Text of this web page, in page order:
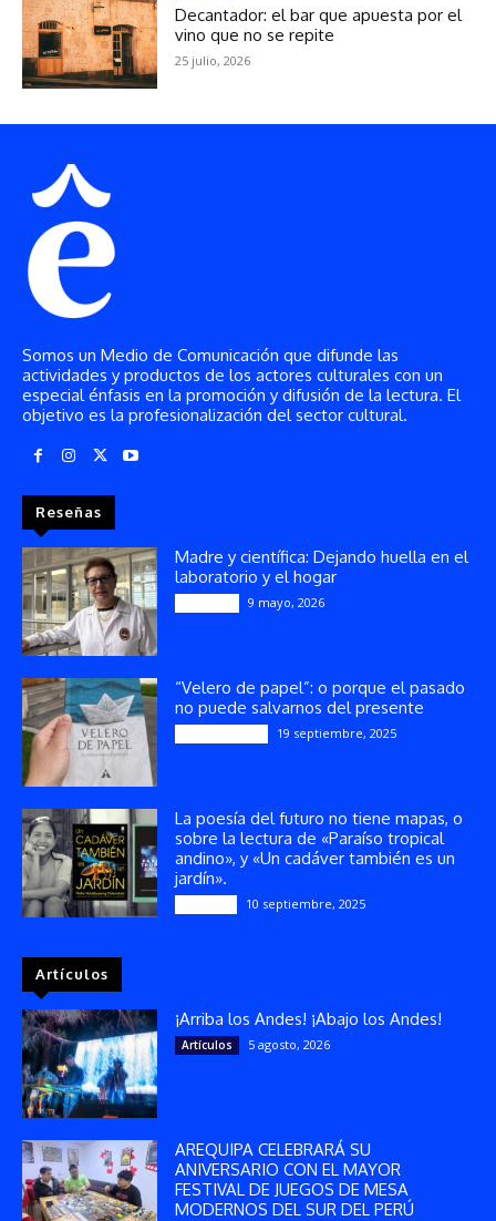
Somos un Medio de Comunicación que difunde las
actividades y productos de los actores culturales con un
especial énfasis en la promoción y difusión de la lectura. El
objetivo es la profesionalización del sector cultural.
Reseñas
Madre y científica: Dejando huella en el
laboratorio y el hogar
9 mayo, 2026
“Velero de papel”: o porque el pasado
no puede salvarnos del presente
19 septiembre, 2025
La poesía del futuro no tiene mapas, o
sobre la lectura de «Paraíso tropical
andino», y «Un cadáver también es un
jardín».
10 septiembre, 2025
Artículos
¡Arriba los Andes! ¡Abajo los Andes!
Artículos 5 agosto, 2026
AREQUIPA CELEBRARÁ SU
ANIVERSARIO CON EL MAYOR
FESTIVAL DE JUEGOS DE MESA
MODERNOS DEL SUR DEL PERÚ